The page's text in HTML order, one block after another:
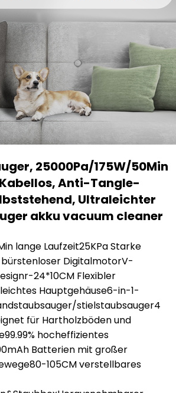
25000Pa/175W/50Min
Anti-Tangle-
Ultraleichter
akku vacuum cleaner
lange Laufzeit25KPa Starke
bürstenloser DigitalmotorV-
24*10CM Flexibler
Hauptgehäuse6-in-1-
stielstaubsauger4
für Hartholzböden und
hocheffizientes
Batterien mit großer
105CM verstellbares